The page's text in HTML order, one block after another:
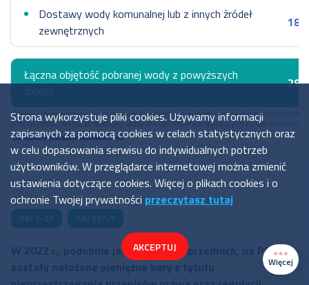
Dostawy wody komunalnej lub z innych źródeł
zewnętrznych
18
Łączna objętość pobranej wody z powyższych
źródeł
28
Źródło: Opracowanie własne na podst. odczytów z wodomierzy na terenach obiektów
oraz na podst. faktur za dostawę wody dla obiektów korzystających z sieci
GRI 2-27 GRI 307-1
W 2022 r., podobnie jak w latach poprzednich, na PSE nie
Więcej
Strona wykorzystuje pliki cookies. Używamy informacji
zapisanych za pomocą cookies w celach statystycznych oraz
w celu dopasowania serwisu do indywidualnych potrzeb
użytkowników. W przeglądarce internetowej można zmienić
ustawienia dotyczące cookies. Więcej o plikach cookies i o
ochronie Twojej prywatności przeczytasz tutaj
AKCEPTUJ